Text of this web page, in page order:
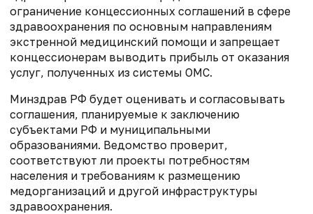
ограничение концессионных соглашений в сфере
здравоохранения по основным направлениям
экстренной медицинский помощи и запрещает
концессионерам выводить прибыль от оказания
услуг, полученных из системы ОМС.
Минздрав РФ будет оценивать и согласовывать
соглашения, планируемые к заключению
субъектами РФ и муниципальными
образованиями. Ведомство проверит,
соответствуют ли проекты потребностям
населения и требованиям к размещению
медорганизаций и другой инфраструктуры
здравоохранения.